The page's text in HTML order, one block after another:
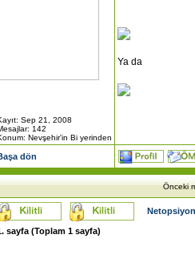
Sep 21, 2008
142
Nevşehir'in Bi yerinden
Ya da
dön
Önceki
. sayfa (Toplam 1 sayfa)